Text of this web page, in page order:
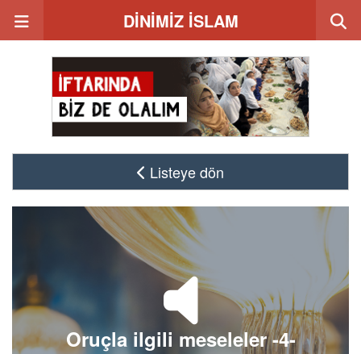
DİNİMİZ İSLAM
Listeye dön
Oruçla ilgili meseleler -4-